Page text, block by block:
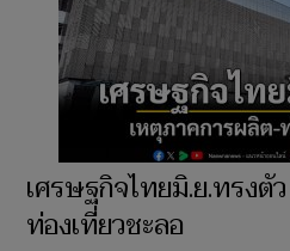
เศรษฐกิจไทยมิ.ย.ทรงตั
ท่องเที่ยวชะลอ